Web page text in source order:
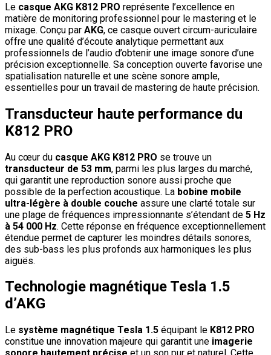
Le casque AKG K812 PRO représente l’excellence en
matière de monitoring professionnel pour le mastering et le
mixage. Conçu par AKG, ce casque ouvert circum-auriculaire
offre une qualité d’écoute analytique permettant aux
professionnels de l’audio d’obtenir une image sonore d’une
précision exceptionnelle. Sa conception ouverte favorise une
spatialisation naturelle et une scène sonore ample,
essentielles pour un travail de mastering de haute précision.
Transducteur haute performance du
K812 PRO
Au cœur du casque AKG K812 PRO se trouve un
transducteur de 53 mm, parmi les plus larges du marché,
qui garantit une reproduction sonore aussi proche que
possible de la perfection acoustique. La bobine mobile
ultra-légère à double couche assure une clarté totale sur
une plage de fréquences impressionnante s’étendant de 5 Hz
à 54 000 Hz. Cette réponse en fréquence exceptionnellement
étendue permet de capturer les moindres détails sonores,
des sub-bass les plus profonds aux harmoniques les plus
aiguës.
Technologie magnétique Tesla 1.5
d’AKG
Le système magnétique Tesla 1.5 équipant le K812 PRO
constitue une innovation majeure qui garantit une imagerie